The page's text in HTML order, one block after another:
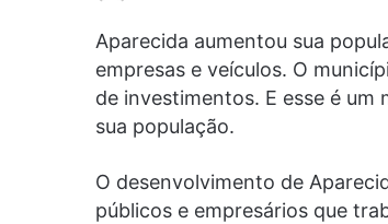
Aparecida aumentou sua
empresas e veículos. O
de investimentos. E esse é
sua população.
O desenvolvimento de
públicos e empresários que